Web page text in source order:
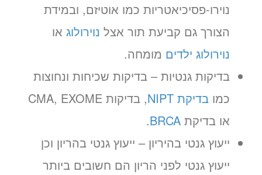
נוירו-פסיכיאטריות כמו אוטיזם, ובמידת
הצורך גם קביעת תור אצל נוירולוג או
נוירולוג ילדים מומחה.
בדיקות גנטיות – בדיקות שכיחות ונחוצות
כמו בדיקת NIPT
, בדיקות CMA, EXOME
או בדיקת BRCA
.
ייעוץ גנטי בהיריון – ייעוץ גנטי בהריון וכן
ייעוץ גנטי לפני הריון הם חשובים ביותר